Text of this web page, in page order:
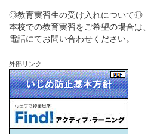
◎教育実習生の受け入れについて◎
本校での教育実習をご希望の場合は、
電話にてお問い合わせください。
外部リンク